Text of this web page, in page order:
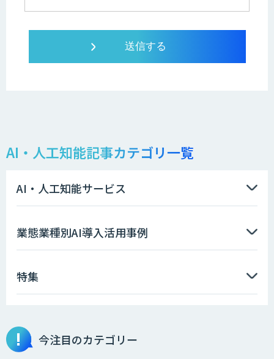
AI・人工知能記事カテゴリ一覧
AI・人工知能サービス
業態業種別AI導入活用事例
特集
今注目のカテゴリー